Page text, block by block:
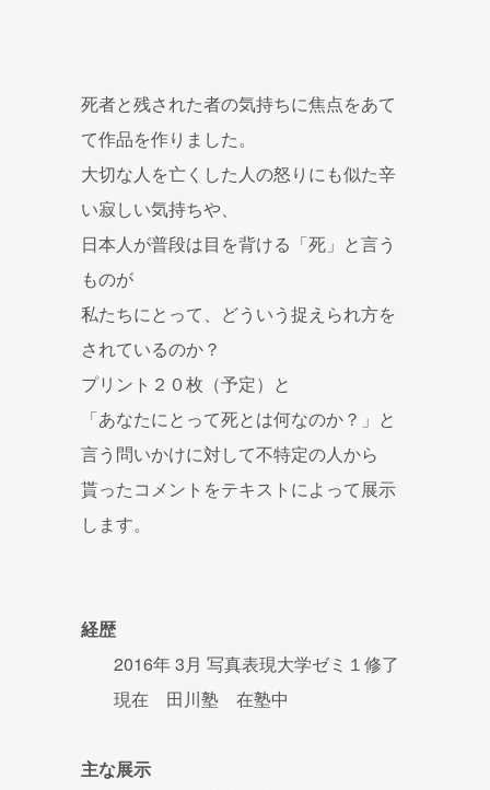
死者と残された者の気持ちに焦点をあて
て作品を作りました。
大切な人を亡くした人の怒りにも似た辛
い寂しい気持ちや、
日本人が普段は目を背ける「死」と言う
ものが
私たちにとって、どういう捉えられ方を
されているのか？
プリント２０枚（予定）と
「あなたにとって死とは何なのか？」と
言う問いかけに対して不特定の人から
貰ったコメントをテキストによって展示
します。
経歴
2016年 3月 写真表現大学ゼミ１修了
現在 田川塾 在塾中
主な展示